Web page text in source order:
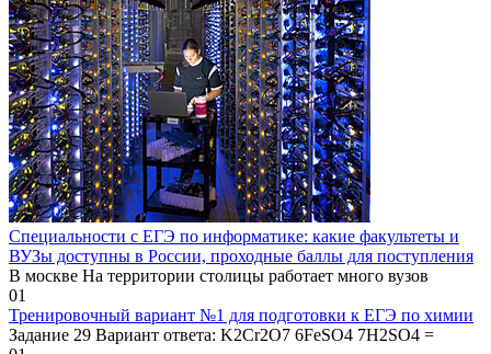
Специальности с ЕГЭ по информатике: какие факультеты и
ВУЗы доступны в России, проходные баллы для поступления
В москве На территории столицы работает много вузов
01
Тренировочный вариант №1 для подготовки к ЕГЭ по химии
Задание 29 Вариант ответа: K2Cr2O7 6FeSO4 7H2SO4 =